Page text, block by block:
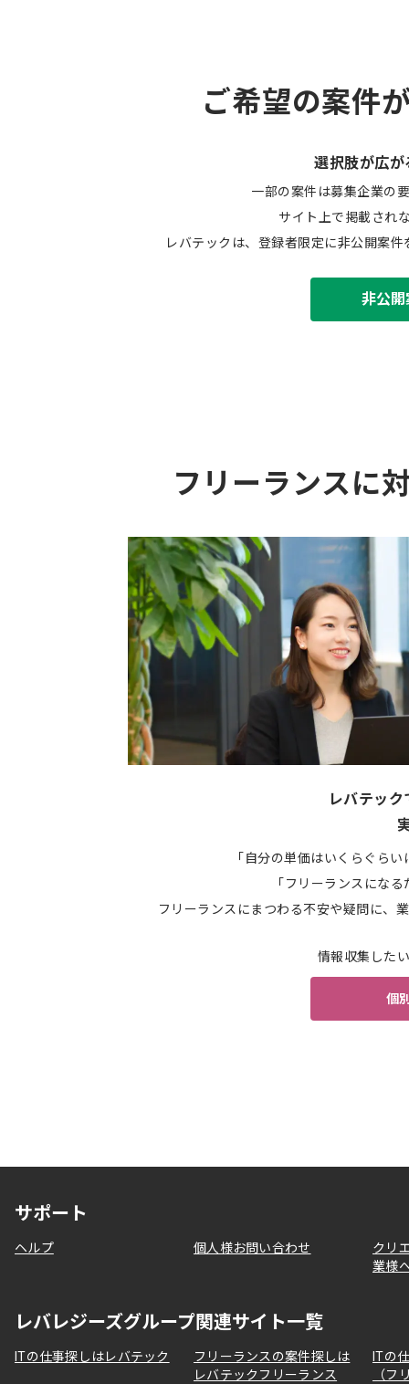
ご希望の案件
選択肢が広が
一部の案件は募集企業の
サイト上で掲載され
レバテックは、登録者限定に非公開案
非公
フリーランスに
レバテッ
「自分の単価はいくらぐら
「フリーランスにな
フリーランスにまつわる不安や疑問に、
情報収集した
個
サポート
ヘルプ 個人様お問い合わせ
クリ
業様
レバレジーズグループ関連サイト一覧
ITの仕事探しはレバテック
フリーランスの案件探しは
レバテックフリーランス
ITの
（フ